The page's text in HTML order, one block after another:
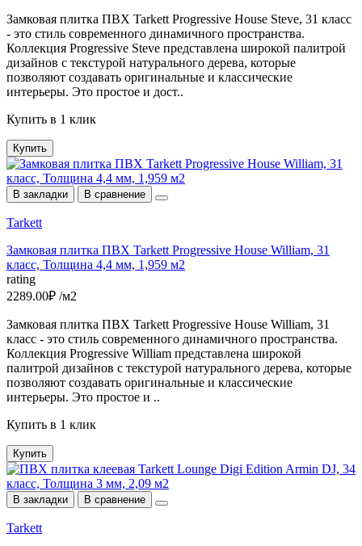
Замковая плитка ПВХ Tarkett Progressive House Steve, 31 класс
- это стиль современного динамичного пространства.
Коллекция Progressive Steve представлена широкой палитрой
дизайнов c текстурой натурального дерева, которые
позволяют создавать оригинальные и классические
интерьеры. Это простое и дост..
Купить в 1 клик
Купить
В закладки В сравнение
Tarkett
Замковая плитка ПВХ Tarkett Progressive House William, 31
класс, Толщина 4,4 мм, 1,959 м2
rating
2289.00₽ /м2
Замковая плитка ПВХ Tarkett Progressive House William, 31
класс - это стиль современного динамичного пространства.
Коллекция Progressive William представлена широкой
палитрой дизайнов c текстурой натурального дерева, которые
позволяют создавать оригинальные и классические
интерьеры. Это простое и ..
Купить в 1 клик
Купить
В закладки В сравнение
Tarkett